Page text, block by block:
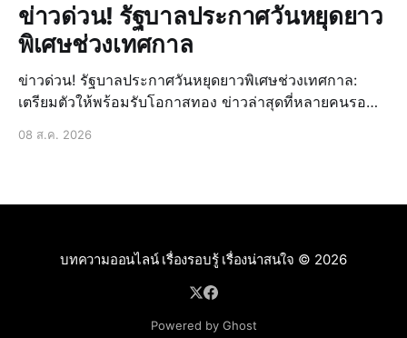
ข่าวด่วน! รัฐบาลประกาศวันหยุดยาว
พิเศษช่วงเทศกาล
ข่าวด่วน! รัฐบาลประกาศวันหยุดยาวพิเศษช่วงเทศกาล:
เตรียมตัวให้พร้อมรับโอกาสทอง ข่าวล่าสุดที่หลายคนรอ
ในช่วงเทศกาลสำคัญที่กำลังจะมาถึง ซึ่งถือเป็นข่าวด่วนที่
08 ส.ค. 2026
บทความออนไลน์ เรื่องรอบรู้ เรื่องน่าสนใจ © 2026
Powered by Ghost